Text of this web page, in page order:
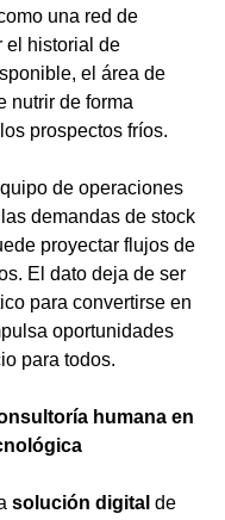
una red de
el historial de
el área de
nutrir de forma
prospectos fríos.
de operaciones
demandas de stock
proyectar flujos de
El dato deja de ser
para convertirse en
oportunidades
para todos.
humana en
solución digital de